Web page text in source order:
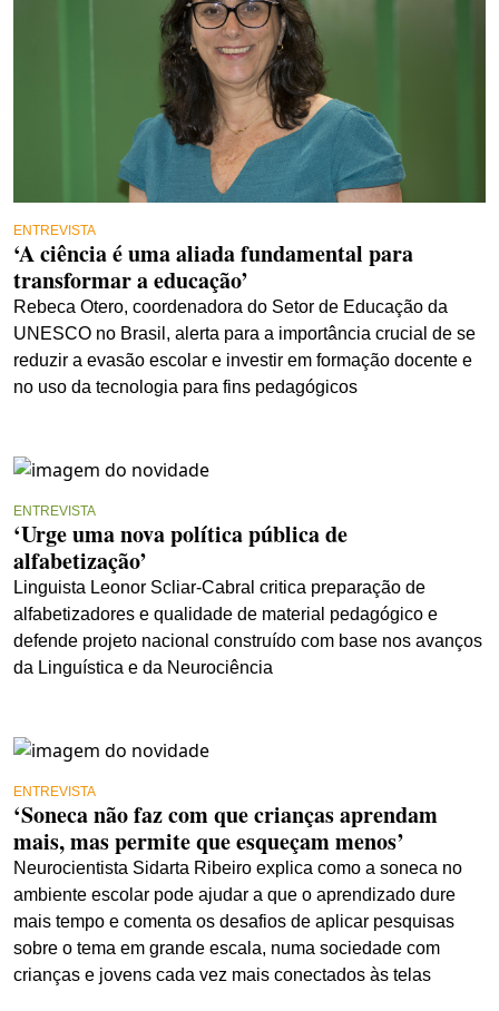
ENTREVISTA
‘A ciência é uma aliada fundamental para
transformar a educação’
Rebeca Otero, coordenadora do Setor de Educação da
UNESCO no Brasil, alerta para a importância crucial de se
reduzir a evasão escolar e investir em formação docente e
no uso da tecnologia para fins pedagógicos
ENTREVISTA
‘Urge uma nova política pública de
alfabetização’
Linguista Leonor Scliar-Cabral critica preparação de
alfabetizadores e qualidade de material pedagógico e
defende projeto nacional construído com base nos avanços
da Linguística e da Neurociência
ENTREVISTA
‘Soneca não faz com que crianças aprendam
mais, mas permite que esqueçam menos’
Neurocientista Sidarta Ribeiro explica como a soneca no
ambiente escolar pode ajudar a que o aprendizado dure
mais tempo e comenta os desafios de aplicar pesquisas
sobre o tema em grande escala, numa sociedade com
crianças e jovens cada vez mais conectados às telas